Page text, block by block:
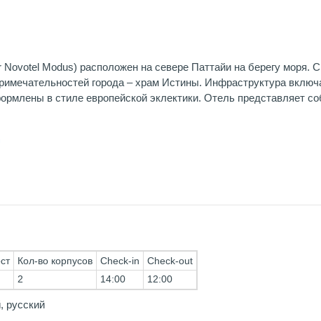
Modus) расположен на севере Паттайи на берегу моря. С
города – храм Истины. Инфраструктура
в стиле европейской эклектики. Отель представляет
Кол-во корпусов Check-in Check-out
2 14:00 12:00
русский